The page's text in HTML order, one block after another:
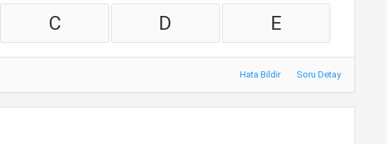
C D E
Hata Bildir Soru Detay